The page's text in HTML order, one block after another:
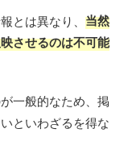
とは異なり、 当然
させるのは不可能
一般的なため、掲
といわざるを得な